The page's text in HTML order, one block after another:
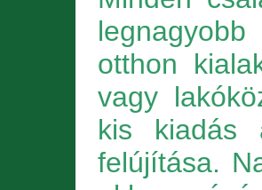
otthon
vagy
kis kiadás
felújítása.